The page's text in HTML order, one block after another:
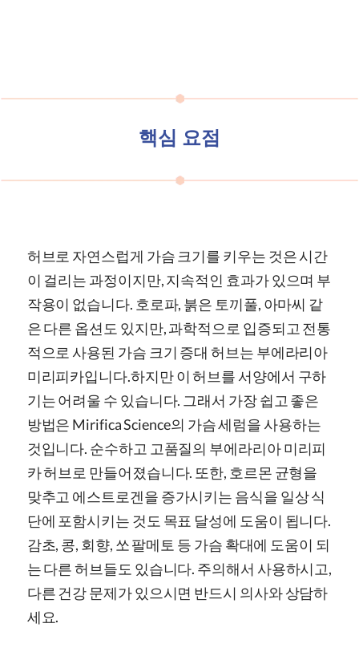
핵심 요점
허브로 자연스럽게 가슴 크기를 키우는 것은 시간
이 걸리는 과정이지만, 지속적인 효과가 있으며 부
작용이 없습니다. 호로파, 붉은 토끼풀, 아마씨 같
은 다른 옵션도 있지만, 과학적으로 입증되고 전통
적으로 사용된 가슴 크기 증대 허브는 부에라리아
미리피카입니다.하지만 이 허브를 서양에서 구하
기는 어려울 수 있습니다. 그래서 가장 쉽고 좋은
방법은 Mirifica Science의 가슴 세럼을 사용하는
것입니다. 순수하고 고품질의 부에라리아 미리피
카 허브로 만들어졌습니다. 또한, 호르몬 균형을
맞추고 에스트로겐을 증가시키는 음식을 일상 식
단에 포함시키는 것도 목표 달성에 도움이 됩니다.
감초, 콩, 회향, 쏘 팔메토 등 가슴 확대에 도움이 되
는 다른 허브들도 있습니다. 주의해서 사용하시고,
다른 건강 문제가 있으시면 반드시 의사와 상담하
세요.